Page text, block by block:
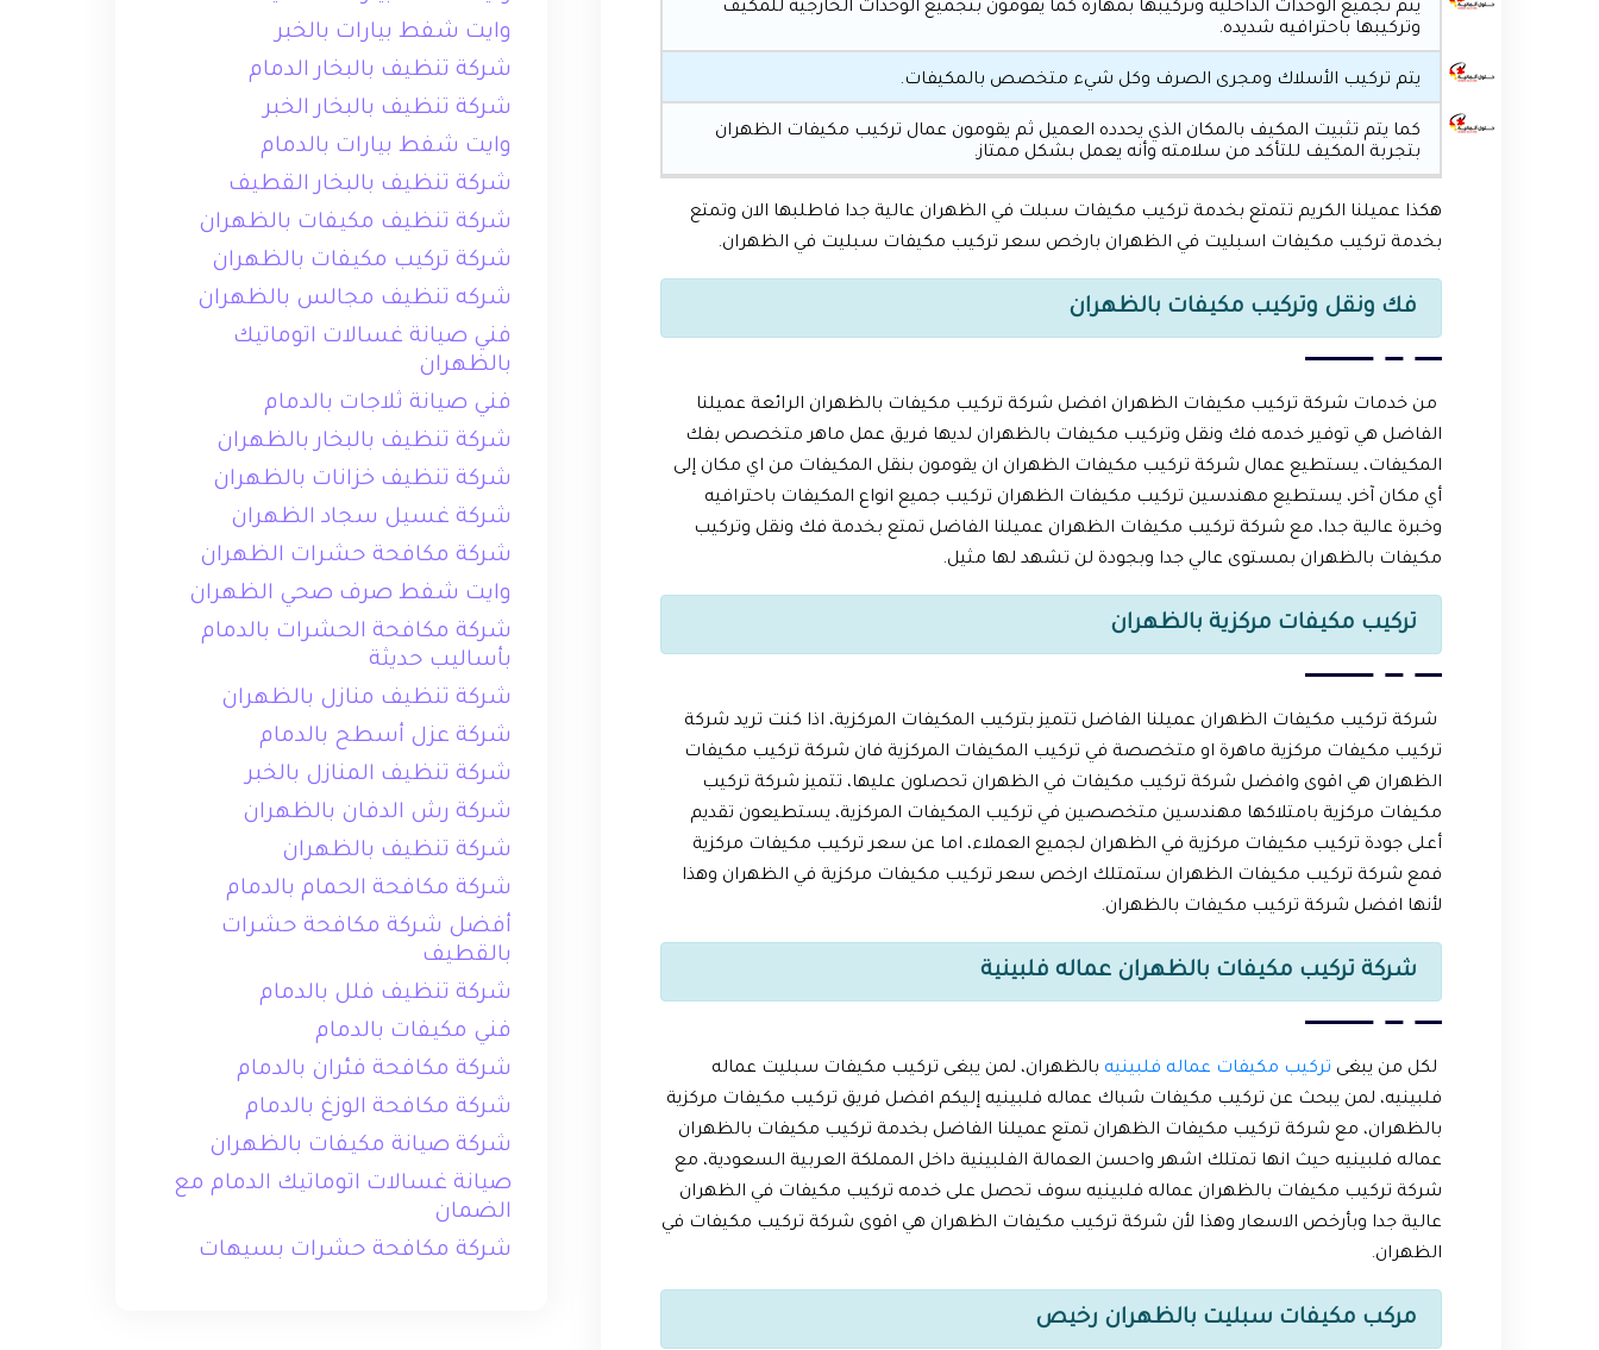
يتم تجميع الوحدات الداخلية وتركيبها بمهارة كما يقومون بتجميع الوحدات الخارجية للمكيف
وتركيبها باحترافيه شديده.
يتم تركيب الأسلاك ومجرى الصرف وكل شيء متخصص بالمكيفات.
كما يتم تثبيت المكيف بالمكان الذي يحدده العميل ثم يقومون عمال تركيب مكيفات الظهران
بتجربة المكيف للتأكد من سلامته وأنه يعمل بشكل ممتاز.
هكذا عميلنا الكريم تتمتع بخدمة تركيب مكيفات سبلت في الظهران عالية جدا فاطلبها الان وتمتع
بخدمة تركيب مكيفات اسبليت في الظهران بارخص سعر تركيب مكيفات سبليت في الظهران.
فك ونقل وتركيب مكيفات بالظهران
من خدمات شركة تركيب مكيفات الظهران افضل شركة تركيب مكيفات بالظهران الرائعة عميلنا
الفاضل هي توفير خدمه فك ونقل وتركيب مكيفات بالظهران لديها فريق عمل ماهر متخصص بفك
المكيفات، يستطيع عمال شركة تركيب مكيفات الظهران ان يقومون بنقل المكيفات من اي مكان إلى
أي مكان آخر، يستطيع مهندسين تركيب مكيفات الظهران تركيب جميع انواع المكيفات باحترافيه
وخبرة عالية جدا، مع شركة تركيب مكيفات الظهران عميلنا الفاضل تمتع بخدمة فك ونقل وتركيب
مكيفات بالظهران بمستوى عالي جدا وبجودة لن تشهد لها مثيل.
تركيب مكيفات مركزية بالظهران
شركة تركيب مكيفات الظهران عميلنا الفاضل تتميز بتركيب المكيفات المركزية، اذا كنت تريد شركة
تركيب مكيفات مركزية ماهرة او متخصصة في تركيب المكيفات المركزية فان شركة تركيب مكيفات
الظهران هي اقوى وافضل شركة تركيب مكيفات في الظهران تحصلون عليها، تتميز شركة تركيب
مكيفات مركزية بامتلاكها مهندسين متخصصين في تركيب المكيفات المركزية، يستطيعون تقديم
أعلى جودة تركيب مكيفات مركزية في الظهران لجميع العملاء، اما عن سعر تركيب مكيفات مركزية
فمع شركة تركيب مكيفات الظهران ستمتلك ارخص سعر تركيب مكيفات مركزية في الظهران وهذا
لأنها افضل شركة تركيب مكيفات بالظهران.
شركة تركيب مكيفات بالظهران عماله فلبينية
لكل من يبغى تركيب مكيفات عماله فلبينيه بالظهران، لمن يبغى تركيب مكيفات سبليت عماله
فلبينيه، لمن يبحث عن تركيب مكيفات شباك عماله فلبينيه إليكم افضل فريق تركيب مكيفات مركزية
بالظهران، مع شركة تركيب مكيفات الظهران تمتع عميلنا الفاضل بخدمة تركيب مكيفات بالظهران
عماله فلبينيه حيث انها تمتلك اشهر واحسن العمالة الفلبينية داخل المملكة العربية السعودية، مع
شركة تركيب مكيفات بالظهران عماله فلبينيه سوف تحصل على خدمه تركيب مكيفات في الظهران
عالية جدا وبأرخص الاسعار وهذا لأن شركة تركيب مكيفات الظهران هي اقوى شركة تركيب مكيفات في
الظهران.
مركب مكيفات سبليت بالظهران رخيص
وايت شفط بيارات بالخبر
شركة تنظيف بالبخار الدمام
شركة تنظيف بالبخار الخبر
وايت شفط بيارات بالدمام
شركة تنظيف بالبخار القطيف
شركة تنظيف مكيفات بالظهران
شركة تركيب مكيفات بالظهران
شركه تنظيف مجالس بالظهران
فني صيانة غسالات اتوماتيك
بالظهران
فني صيانة ثلاجات بالدمام
شركة تنظيف بالبخار بالظهران
شركة تنظيف خزانات بالظهران
شركة غسيل سجاد الظهران
شركة مكافحة حشرات الظهران
وايت شفط صرف صحي الظهران
شركة مكافحة الحشرات بالدمام
بأساليب حديثة
شركة تنظيف منازل بالظهران
شركة عزل أسطح بالدمام
شركة تنظيف المنازل بالخبر
شركة رش الدفان بالظهران
شركة تنظيف بالظهران
شركة مكافحة الحمام بالدمام
أفضل شركة مكافحة حشرات
بالقطيف
شركة تنظيف فلل بالدمام
فني مكيفات بالدمام
شركة مكافحة فئران بالدمام
شركة مكافحة الوزغ بالدمام
شركة صيانة مكيفات بالظهران
صيانة غسالات اتوماتيك الدمام مع
الضمان
شركة مكافحة حشرات بسيهات